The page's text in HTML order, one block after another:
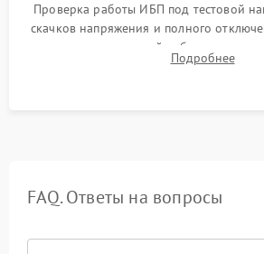
Проверка работы ИБП под тестовой
скачков напряжения и полного
времени автономной работы,
корректности формыПодробнее
FAQ. Ответы на вопросы